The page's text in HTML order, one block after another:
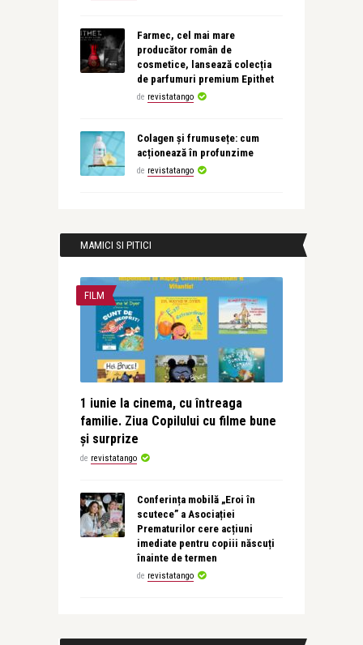
Farmec, cel mai mare
producător român de
cosmetice, lansează colecția
de parfumuri premium Epithet
de revistatango
Colagen și frumusețe: cum
acționează în profunzime
de revistatango
MAMICI SI PITICI
FILM
1 iunie la cinema, cu întreaga
familie. Ziua Copilului cu filme bune
și surprize
de revistatango
Conferința mobilă „Eroi în
scutece” a Asociației
Prematurilor cere acțiuni
imediate pentru copiii născuți
înainte de termen
de revistatango